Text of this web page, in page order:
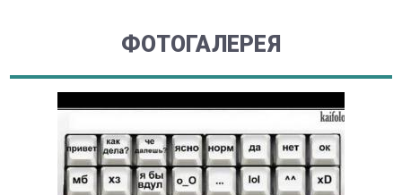
ФОТОГАЛЕРЕЯ